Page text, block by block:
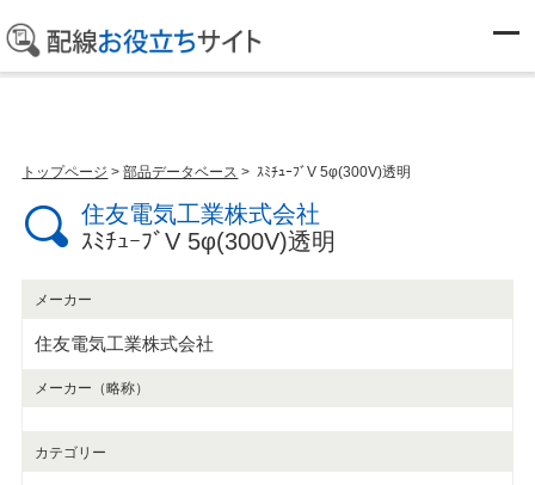
部品データベース
トップページ >部品データベース > ｽﾐﾁｭｰﾌﾞV 5φ(300V)透明
住友電気工業株式会社
ｽﾐﾁｭｰﾌﾞV 5φ(300V)透明
メーカー
住友電気工業株式会社
メーカー（略称）
カテゴリー